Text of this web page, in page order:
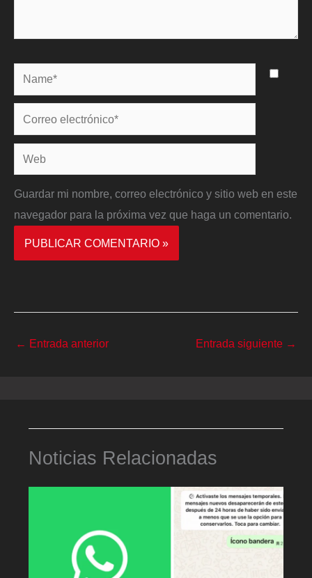
Name*
Correo
electrónico*
Web
Guardar mi nombre, correo electrónico y sitio web en este
navegador para la próxima vez que haga un comentario.
← Entrada anterior Entrada siguiente →
Noticias Relacionadas